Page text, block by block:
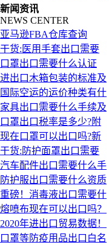
新闻资讯
NEWS CENTER
亚马逊FBA仓库查询
干货:医用手套出口需要
口罩出口需要什么认证
进出口木箱包装的标准及
国际空运的运价种类有什
家具出口需要什么手续及
口罩出口税率是多少?附
现在口罩可以出口吗?新
干货:防护面罩出口需要
汽车配件出口需要什么手
防护服出口需要什么资质
重磅！消毒液出口需要什
熔喷布现在可以出口吗？
2020年进出口贸易数据！
口罩等防疫用品出口白名